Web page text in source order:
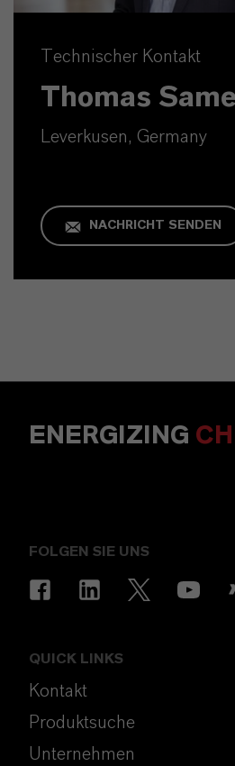
Technischer Kontakt
Thomas
Leverkusen, Germany
NACHRICHT SENDEN
ENERGIZING
FOLGEN SIE UNS
QUICK LINKS
Kontakt
Produktsuche
Unternehmen